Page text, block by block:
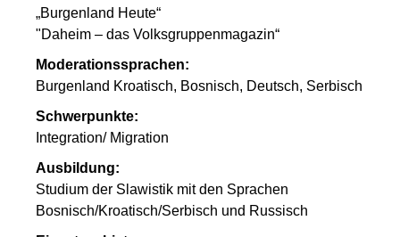
„Burgenland Heute“
"Daheim – das Volksgruppenmagazin“
Moderationssprachen:
Burgenland Kroatisch, Bosnisch, Deutsch, Serbisch
Schwerpunkte:
Integration/ Migration
Ausbildung:
Studium der Slawistik mit den Sprachen
Bosnisch/Kroatisch/Serbisch und Russisch